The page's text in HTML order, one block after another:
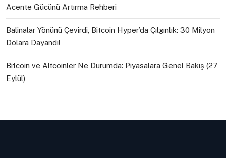
Acente Gücünü Artırma Rehberi
Balinalar Yönünü Çevirdi, Bitcoin Hyper’da Çılgınlık: 30 Milyon
Dolara Dayandı!
Bitcoin ve Altcoinler Ne Durumda: Piyasalara Genel Bakış (27
Eylül)